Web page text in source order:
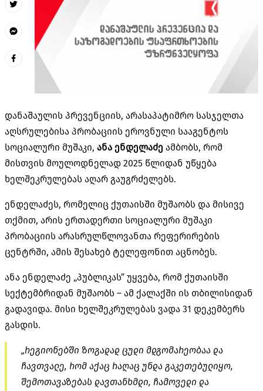
დანაშაულის პრევენციის, არასაპატიმრო სასჯელთა
აღსრულებისა პრობაციის ეროვნული სააგენტოს
სოციალური მუშაკი, ანა ენდელაძე ამბობს, რომ
მისთვის მოულოდნელად 2025 წლიდან უწყება
ხელშეკრულებას აღარ გაუგრძელებს.
ენდელაძეს, რომელიც ქუთაისში მუშაობს და მისივე
თქმით, არის ერთადერთი სოციალური მუშაკი
პრობაციის არასრულწლოვანთა რეფერირების
ცენტრში, ამის შესახებ ტელეფონით აცნობეს.
ანა ენდელაძე „პუბლიკას” უყვება, რომ ქუთაისში
სექტემბრიდან მუშაობს – ამ ქალაქში ის თბილისიდან
გადავიდა. მისი ხელშეკრულებას ვადა 31 დეკემბერს
გასდის.
„რეგიონებში ზოგადად ცუდი მდგომარეობაა და
ჩავთვალე, რომ აქაც რაღაც უნდა გაკეთებულიყო,
შემოთავაზებას დავთანხმდი, ჩამოვედი და